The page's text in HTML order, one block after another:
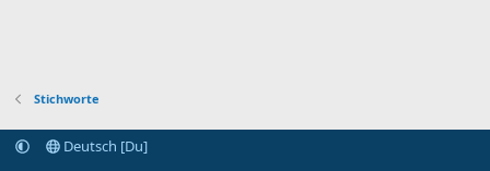
Stichworte
Deutsch [Du]